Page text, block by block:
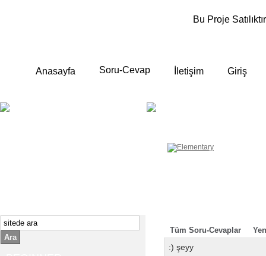
Bu Proje
Anasayfa Soru-Cevap İletişim Giriş
Ara
Tüm Soru-Cevaplar
:) şeyy